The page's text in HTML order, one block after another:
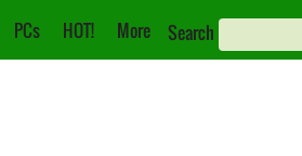
PCs HOT! More Search